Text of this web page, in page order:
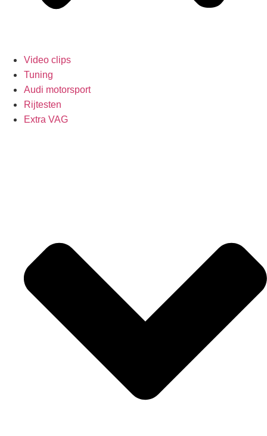
Video clips
Tuning
Audi motorsport
Rijtesten
Extra VAG